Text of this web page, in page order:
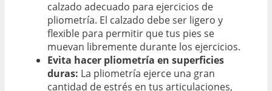
calzado adecuado para ejercicios de
pliometría. El calzado debe ser ligero y
flexible para permitir que tus pies se
muevan libremente durante los ejercicios.
Evita hacer pliometría en superficies
duras: La pliometría ejerce una gran
cantidad de estrés en tus articulaciones,